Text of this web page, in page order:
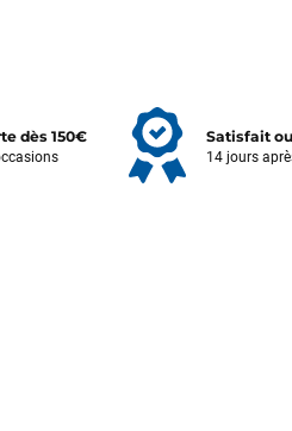
dès 150€ Satisfait
14 jours